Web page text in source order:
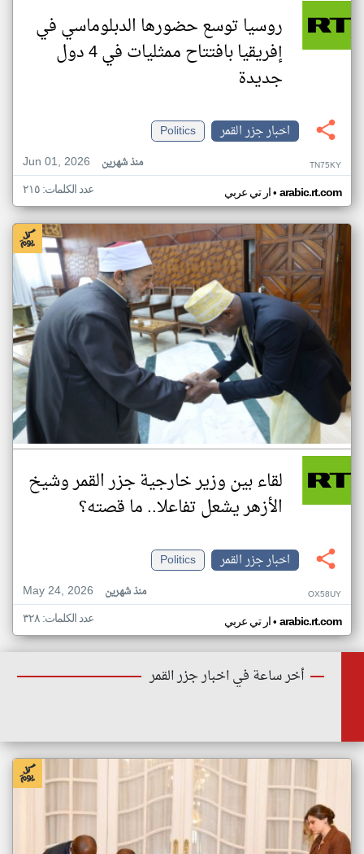
روسيا توسع حضورها الدبلوماسي في
إفريقيا بافتتاح ممثليات في 4 دول
جديدة
اخبار جزر القمر
Politics
Jun 01, 2026
منذ شهرين TN75KY
ار تي عربي• arabic.rt.com عدد الكلمات: ٢١٥
لقاء بين وزير خارجية جزر القمر وشيخ
الأزهر يشعل تفاعلا.. ما قصته؟
اخبار جزر القمر
Politics
May 24, 2026
منذ شهرين OX58UY
ار تي عربي• arabic.rt.com عدد الكلمات: ٣٢٨
أخر ساعة في اخبار جزر القمر